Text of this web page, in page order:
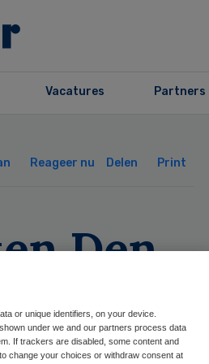
Vacatures Partners
Reageer nu Delen Print
Den
niet
or unique identifiers, on your device.
under we and our partners process data
If trackers are disabled, some content and
change your choices or withdraw consent at